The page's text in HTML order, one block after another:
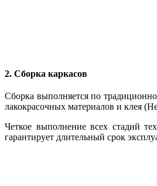
2. Сборка каркасов
Сборка выполняется по
лакокрасочных материалов и клея
Четкое выполнение всех стадий
гарантирует длительный срок